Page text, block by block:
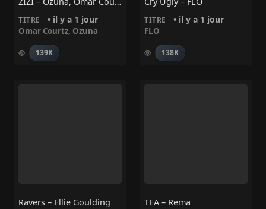
TITRE • il y a 1 jour
Omar Courtz, Ozuna
139K
TITRE • il y a 1 jour
FLO
138K
Ravers – Ellie Goulding TEA – Rema